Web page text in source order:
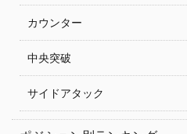
カウンター
中央突破
サイドアタック